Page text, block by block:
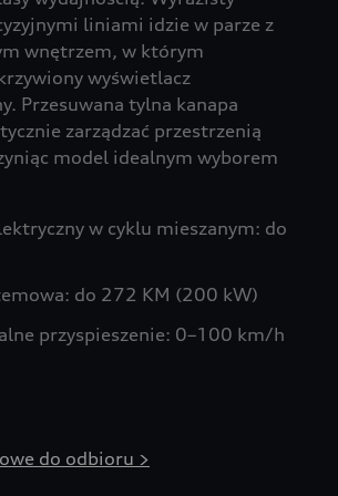
liniami idzie w parze z
wnętrzem, w którym
wyświetlacz
Przesuwana tylna kanapa
zarządzać przestrzenią
model idealnym wyborem
w cyklu mieszanym: do
do 272 KM (200 kW)
przyspieszenie: 0–100 km/h
do odbioru >